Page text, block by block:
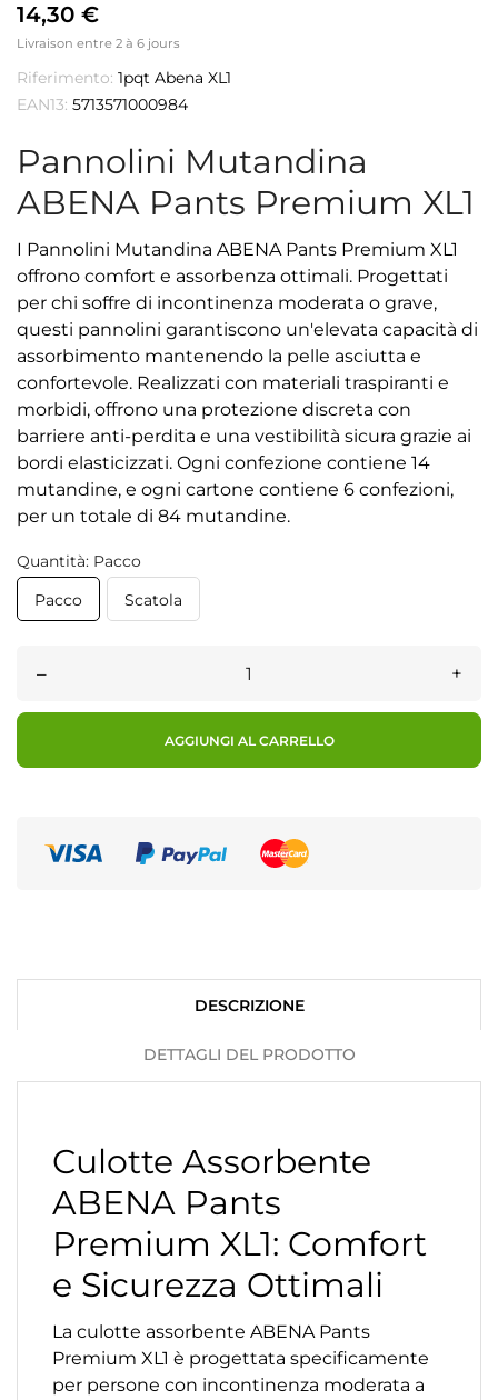
14,30 €
Livraison entre 2 à 6 jours
Riferimento: 1pqt Abena XL1
EAN13: 5713571000984
Pannolini Mutandina
ABENA Pants Premium XL1
I Pannolini Mutandina ABENA Pants Premium XL1
offrono comfort e assorbenza ottimali. Progettati
per chi soffre di incontinenza moderata o grave,
questi pannolini garantiscono un'elevata capacità di
assorbimento mantenendo la pelle asciutta e
confortevole. Realizzati con materiali traspiranti e
morbidi, offrono una protezione discreta con
barriere anti-perdita e una vestibilità sicura grazie ai
bordi elasticizzati. Ogni confezione contiene 14
mutandine, e ogni cartone contiene 6 confezioni,
per un totale di 84 mutandine.
Quantità: Pacco
Pacco
Scatola
– +
AGGIUNGI AL CARRELLO
DESCRIZIONE
DETTAGLI DEL PRODOTTO
Culotte Assorbente
ABENA Pants
Premium XL1: Comfort
e Sicurezza Ottimali
La culotte assorbente ABENA Pants
Premium XL1 è progettata specificamente
per persone con incontinenza moderata a